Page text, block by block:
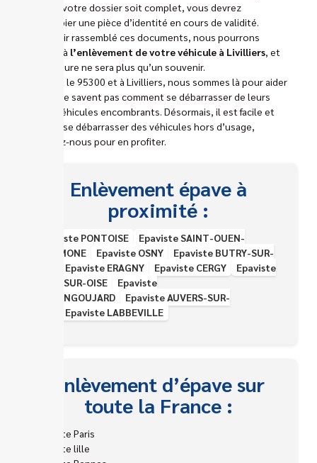
Pour que votre dossier soit complet, vous devrez
photocopier une pièce d’identité en cours de validité.
Après avoir rassemblé ces documents, nous pourrons
procéder à l’enlèvement de votre véhicule à Livilliers, et
cette voiture ne sera plus qu’un souvenir.
Dans tout le 95300 et à Livilliers, nous sommes là pour aider
ceux qui ne savent pas comment se débarrasser de leurs
anciens véhicules encombrants. Désormais, il est facile et
serein de se débarrasser des véhicules hors d’usage,
contactez-nous pour en profiter.
Enlèvement épave à
proximité :
Epaviste PONTOISE
Epaviste SAINT-OUEN-
L*AUMONE
Epaviste OSNY
Epaviste BUTRY-SUR-
Epaviste ERAGNY Epaviste CERGY
Epaviste
MERY-SUR-OISE
Epaviste
VALLANGOUJARD
Epaviste AUVERS-SUR-
Epaviste LABBEVILLE
Enlèvement d’épave sur
toute la France :
Epaviste Paris
Epaviste lille